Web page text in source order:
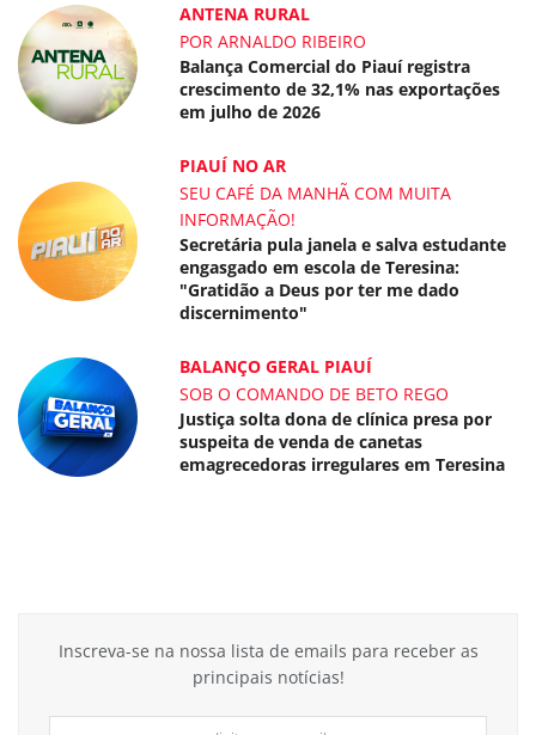
ANTENA RURAL
POR ARNALDO RIBEIRO
Balança Comercial do Piauí registra
crescimento de 32,1% nas exportações
em julho de 2026
PIAUÍ NO AR
SEU CAFÉ DA MANHÃ COM MUITA
INFORMAÇÃO!
Secretária pula janela e salva estudante
engasgado em escola de Teresina:
"Gratidão a Deus por ter me dado
discernimento"
BALANÇO GERAL PIAUÍ
SOB O COMANDO DE BETO REGO
Justiça solta dona de clínica presa por
suspeita de venda de canetas
emagrecedoras irregulares em Teresina
Inscreva-se na nossa lista de emails para receber as
principais notícias!